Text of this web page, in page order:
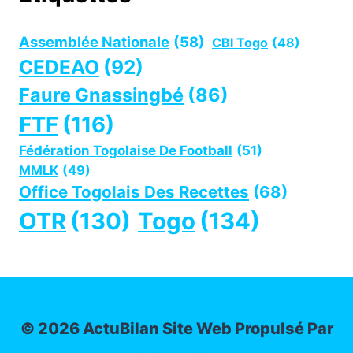
Assemblée Nationale (58) CBI Togo (48)
CEDEAO (92)
Faure Gnassingbé (86)
FTF (116)
Fédération Togolaise De Football (51)
MMLK (49)
Office Togolais Des Recettes (68)
OTR (130) Togo (134)
© 2026 ActuBilan Site Web Propulsé Par